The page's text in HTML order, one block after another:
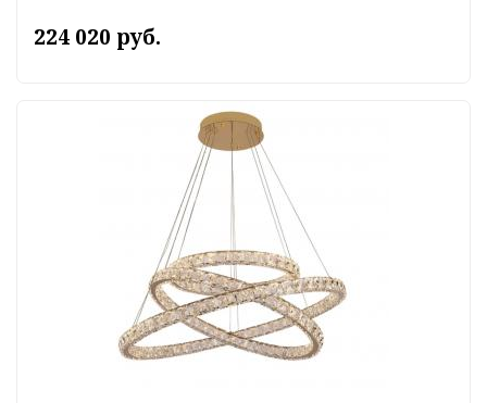
224 020 руб.